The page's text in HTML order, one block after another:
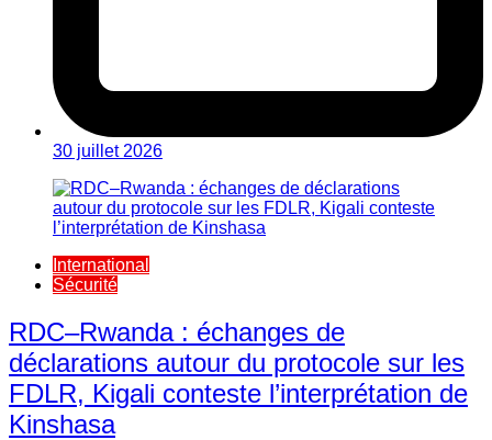
30 juillet 2026
International
Sécurité
RDC–Rwanda : échanges de
déclarations autour du protocole sur les
FDLR, Kigali conteste l’interprétation de
Kinshasa